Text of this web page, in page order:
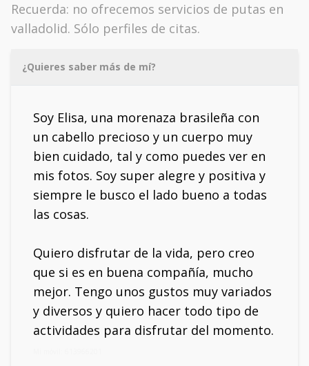
Recuerda: no ofrecemos servicios de putas en
valladolid. Sólo perfiles de citas.
¿Quieres saber más de mí?
Soy Elisa, una morenaza brasileña con
un cabello precioso y un cuerpo muy
bien cuidado, tal y como puedes ver en
mis fotos. Soy super alegre y positiva y
siempre le busco el lado bueno a todas
las cosas.
Quiero disfrutar de la vida, pero creo
que si es en buena compañía, mucho
mejor. Tengo unos gustos muy variados
y diversos y quiero hacer todo tipo de
actividades para disfrutar del momento.